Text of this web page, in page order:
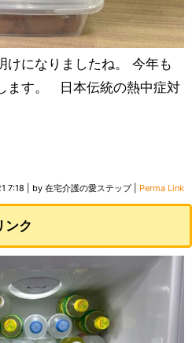
けになりましたね。 今年も
ます。 日本伝統の熱中症対
7:18 by 在宅介護の愛ステップ| Perma Link
ク